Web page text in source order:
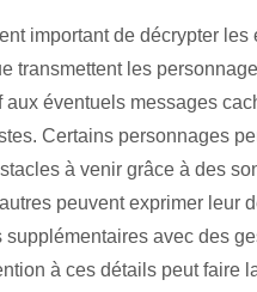
important de décrypter les
transmettent les
aux éventuels messages
Certains personnages
à venir grâce à des
peuvent exprimer leur
supplémentaires avec des
à ces ⁢détails⁢ peut faire